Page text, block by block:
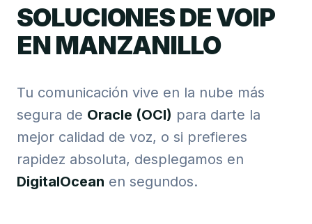
SOLUCIONES DE VOIP
EN MANZANILLO
Tu comunicación vive en la nube más
segura de Oracle (OCI) para darte la
mejor calidad de voz, o si prefieres
rapidez absoluta, desplegamos en
DigitalOcean en segundos.